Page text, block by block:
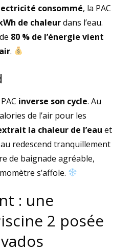
consommé, la PAC
de chaleurdans l’eau.
80 % de l’énergie vient
.
inverse son cycle. Au
de l’air pour les
la chaleur de l’eau et
redescend tranquillement
de baignade agréable,
s’affole.
: une
2 posée